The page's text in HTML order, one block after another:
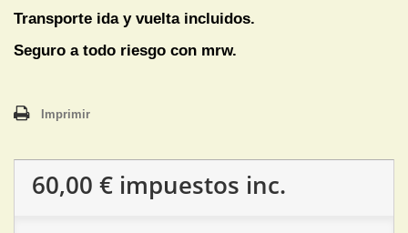
Transporte ida y vuelta incluidos.
Seguro a todo riesgo con mrw.
Imprimir
60,00 € impuestos inc.